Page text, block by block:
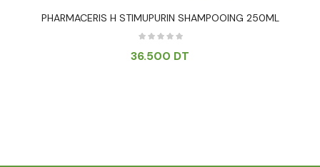
PHARMACERIS H STIMUPURIN SHAMPOOING 250ML
36.500 DT